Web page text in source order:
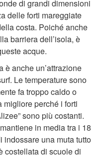
di grandi dimensioni
delle forti mareggiate
costa. Poiché anche
barriera dell’isola, è
acque.
è anche un’attrazione
Le temperature sono
fa troppo caldo o
migliore perché i forti
sono più costanti.
in media tra i 18
indossare una muta tutto
costellata di scuole di